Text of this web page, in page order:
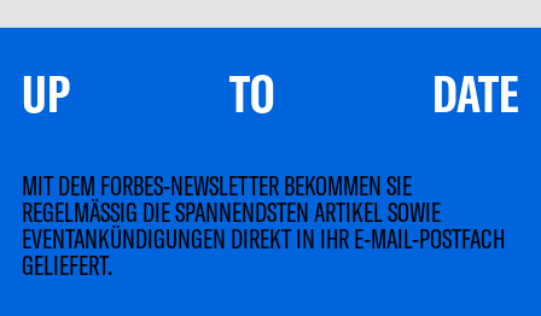
UP TO DATE
MIT DEM FORBES-NEWSLETTER BEKOMMEN SIE
REGELMÄSSIG DIE SPANNENDSTEN ARTIKEL SOWIE
EVENTANKÜNDIGUNGEN DIREKT IN IHR E-MAIL-POSTFACH
GELIEFERT.